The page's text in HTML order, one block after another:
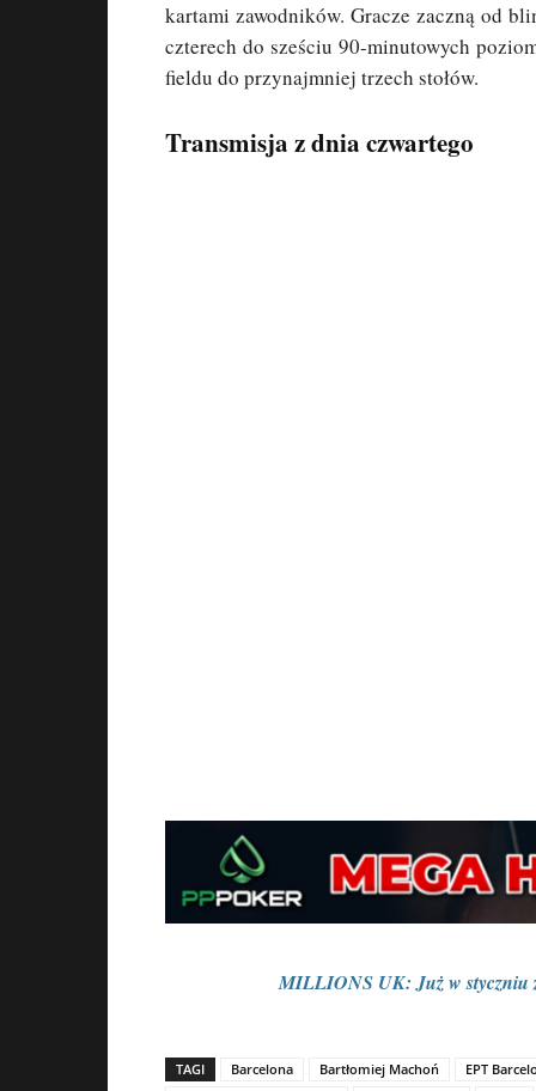
kartami zawodników. Gracze zaczną od
czterech do sześciu 90-minutowych
fieldu do przynajmniej trzech stołów.
Transmisja z dnia czwartego
MILLIONS UK: Już w styczniu
TAGI Barcelona Bartłomiej Machoń
EPT